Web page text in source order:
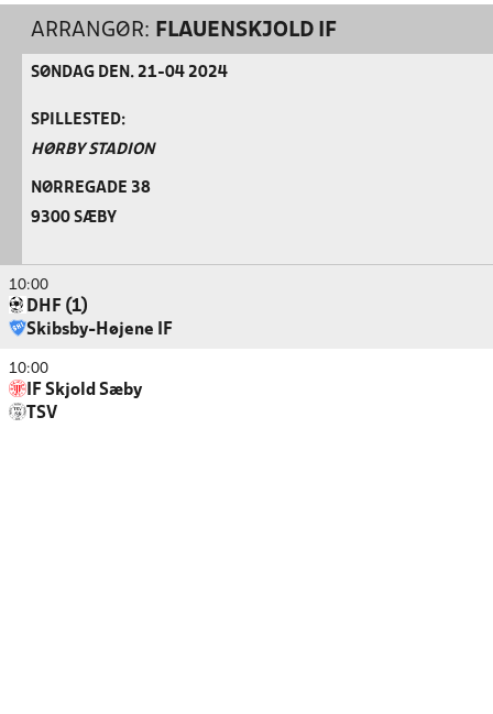
ARRANGØR: FLAUENSKJOLD IF
SØNDAG DEN. 21-04 2024
SPILLESTED:
HØRBY STADION
NØRREGADE 38
9300 SÆBY
10:00
DHF (1)
Skibsby-Højene IF
10:00
IF Skjold Sæby
TSV